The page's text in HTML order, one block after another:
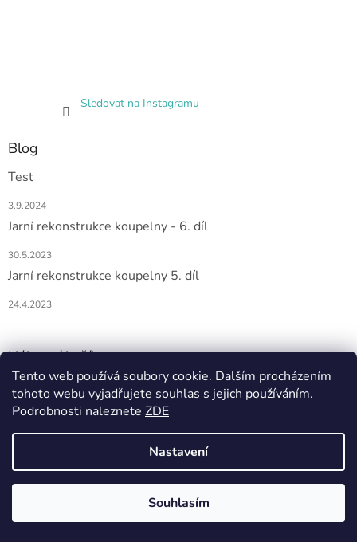
Tento web používá soubory cookie. Dalším procházením
tohoto webu vyjadřujete souhlas s jejich používáním.
Podrobnosti naleznete ZDE
Nastavení
Souhlasím
Sledovat na Instagramu
Blog
Test
3.9.2024
Jarní rekonstrukce koupelny - 6. díl
30.5.2023
Jarní rekonstrukce koupelny 5. díl
24.4.2023
Nákupní košík
0KS /0 KČ
Vytvořil Shoptet
DOMIO. Všechna práva vyhrazena.